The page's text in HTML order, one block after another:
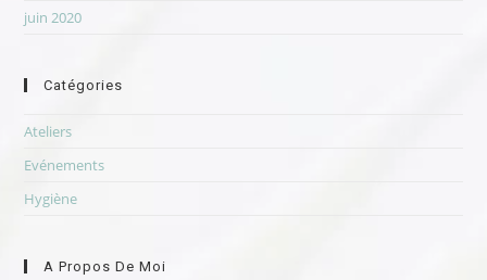
juin 2020
Catégories
Ateliers
Evénements
Hygiène
A Propos De Moi